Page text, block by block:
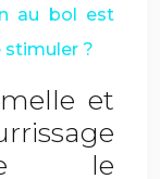
au bol est
stimuler ?
et
le